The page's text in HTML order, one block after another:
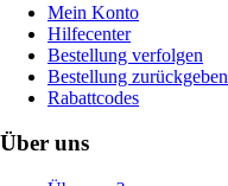
Mein Konto
Hilfecenter
Bestellung verfolgen
Bestellung zurückgeben
Rabattcodes
Über uns